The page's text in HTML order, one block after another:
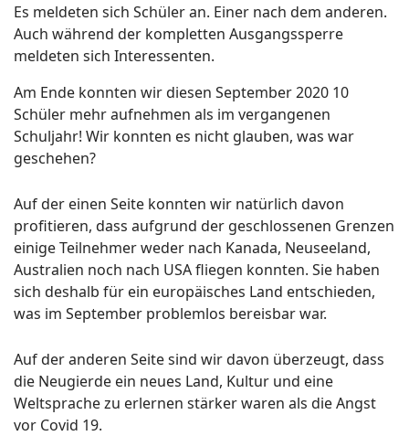
Es meldeten sich Schüler an. Einer nach dem anderen.
Auch während der kompletten Ausgangssperre
meldeten sich Interessenten.
Am Ende konnten wir diesen September 2020 10
Schüler mehr aufnehmen als im vergangenen
Schuljahr! Wir konnten es nicht glauben, was war
geschehen?
Auf der einen Seite konnten wir natürlich davon
profitieren, dass aufgrund der geschlossenen Grenzen
einige Teilnehmer weder nach Kanada, Neuseeland,
Australien noch nach USA fliegen konnten. Sie haben
sich deshalb für ein europäisches Land entschieden,
was im September problemlos bereisbar war.
Auf der anderen Seite sind wir davon überzeugt, dass
die Neugierde ein neues Land, Kultur und eine
Weltsprache zu erlernen stärker waren als die Angst
vor Covid 19.